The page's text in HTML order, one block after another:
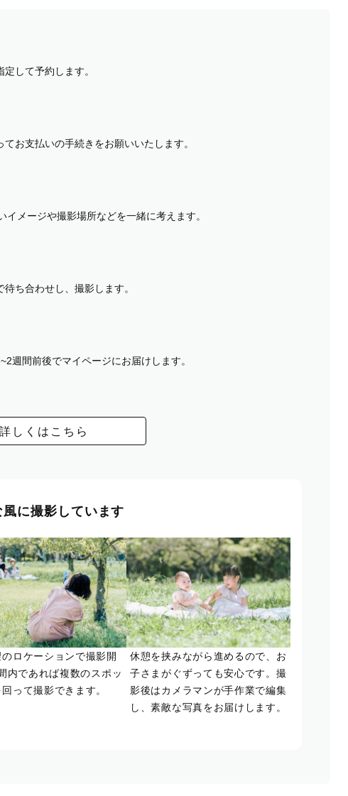
して予約します。
お支払いの手続きをお願いいたします。
メージや撮影場所などを一緒に考えます。
ち合わせし、撮影します。
週間前後でマイページにお届けします。
詳しくはこちら
風に撮影しています
のロケーションで撮影開
内であれば複数のスポッ
回って撮影できます。
休憩を挟みながら進めるので、お
子さまがぐずっても安心です。撮
影後はカメラマンが手作業で編集
し、素敵な写真をお届けします。